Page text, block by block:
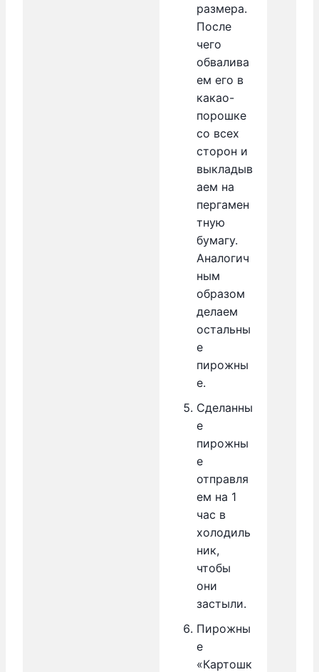
размера.
После
чего
обвалива
ем его в
какао-
порошке
со всех
сторон и
выкладыв
аем на
пергамен
тную
бумагу.
Аналогич
ным
образом
делаем
остальны
е
пирожны
е.
Сделанны
е
пирожны
е
отправля
ем на 1
час в
холодиль
ник,
чтобы
они
застыли.
Пирожны
е
«Картошк